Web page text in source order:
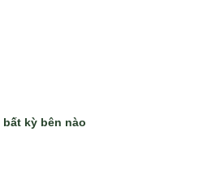
kỳ bên nào